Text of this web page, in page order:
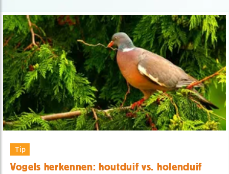
Tip
Vogels herkennen: houtduif vs. holenduif